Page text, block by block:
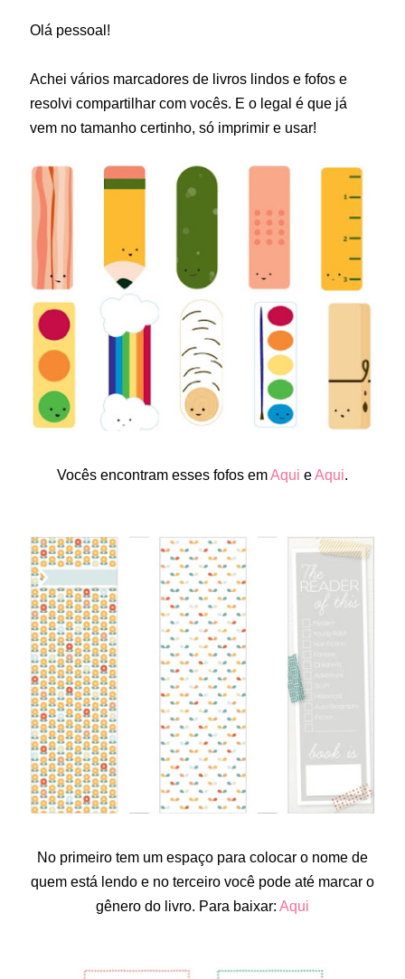
Olá pessoal!
Achei vários marcadores de livros lindos e fofos e
resolvi compartilhar com vocês. E o legal é que já
vem no tamanho certinho, só imprimir e usar!
Vocês encontram esses fofos emAqui eAqui.
No primeiro tem um espaço para colocar o nome de
quem está lendo e no terceiro você pode até marcar o
gênero do livro. Para baixar: Aqui